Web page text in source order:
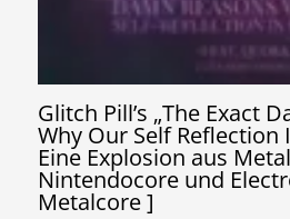
Glitch Pill’s „The Exact
Why Our Self Reflection
Eine Explosion aus
Nintendocore und
Metalcore ]